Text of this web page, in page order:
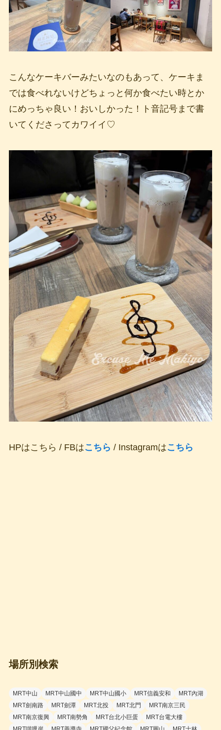
こんなケーキバーみたいなのもあって、ケーキま
では食べれないけどちょっと何か食べたい時とか
にめっちゃ良い！おいしかった！ト音記号まで書
いてくださってカワイイ♡
HPはこちら / FBはこちら / Instagramはこちら
場所別検索
MRT中山 MRT中山國中 MRT中山國小 MRT信義安和
MRT內湖
MRT劍南路
MRT劍潭 MRT北投 MRT北門
MRT南京三民
MRT南京復興
MRT南勢角 MRT台北小巨蛋
MRT台電大樓